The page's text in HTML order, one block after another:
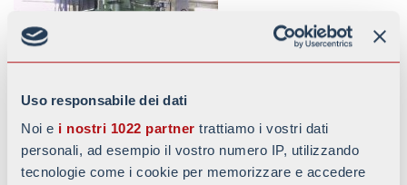
Uso responsabile dei dati
Noi e i nostri 1022 partner trattiamo i vostri dati
personali, ad esempio il vostro numero IP, utilizzando
tecnologie come i cookie per memorizzare e accedere